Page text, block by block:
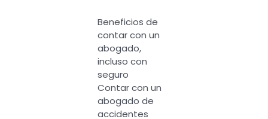
Beneficios de
contar con un
abogado,
incluso con
seguro
Contar con un
abogado de
accidentes